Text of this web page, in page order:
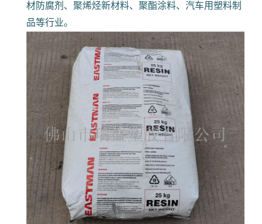
材防腐剂、聚烯烃新材料、聚酯涂料、汽车用塑料制
品等行业。